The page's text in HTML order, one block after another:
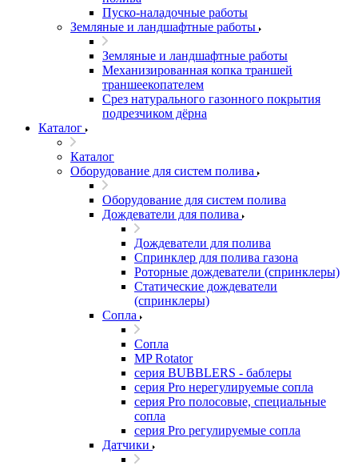
Пуско-наладочные работы
Земляные и ландшафтные работы
Земляные и ландшафтные работы
Механизированная копка траншей
траншеекопателем
Срез натурального газонного покрытия
подрезчиком дёрна
Каталог
Каталог
Оборудование для систем полива
Оборудование для систем полива
Дождеватели для полива
Дождеватели для полива
Cпринклер для полива газона
Роторные дождеватели (спринклеры)
Статические дождеватели
(спринклеры)
Сопла
Сопла
MP Rotator
серия BUBBLERS - баблеры
серия Pro нерегулируемые сопла
серия Pro полосовые, специальные
сопла
серия Pro регулируемые сопла
Датчики